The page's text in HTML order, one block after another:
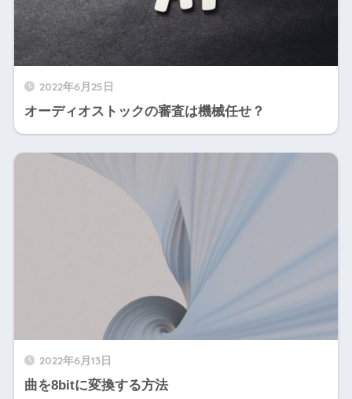
2022年6月25日
オーディオストックの審査は機械任せ？
2022年6月13日
曲を8bitに変換する方法